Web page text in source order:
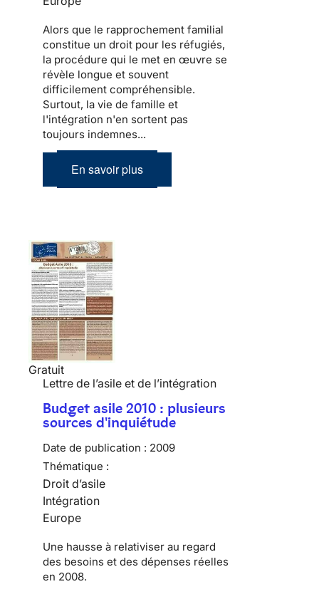
Alors que le rapprochement familial
constitue un droit pour les réfugiés,
la procédure qui le met en œuvre se
révèle longue et souvent
difficilement compréhensible.
Surtout, la vie de famille et
l'intégration n'en sortent pas
toujours indemnes...
En savoir plus
Gratuit
Lettre de l’asile et de l’intégration
Budget asile 2010 : plusieurs
sources d'inquiétude
Date de publication : 2009
Thématique :
Droit d’asile
Intégration
Europe
Une hausse à relativiser au regard
des besoins et des dépenses réelles
en 2008.